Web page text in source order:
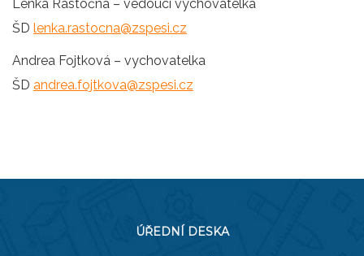
Lenka Rastočná – vedoucí vychovatelka
ŠD lenka.rastocna@zspesi.cz
Andrea Fojtková – vychovatelka
ŠD andrea.fojtkova@zspesi.cz
ÚŘEDNÍ DESKA